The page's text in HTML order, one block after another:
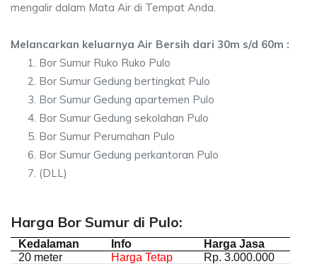
mengalir dalam Mata Air di Tempat Anda.
Melancarkan keluarnya Air Bersih dari 30m s/d 60m :
Bor Sumur Ruko Ruko Pulo
Bor Sumur Gedung bertingkat Pulo
Bor Sumur Gedung apartemen Pulo
Bor Sumur Gedung sekolahan Pulo
Bor Sumur Perumahan Pulo
Bor Sumur Gedung perkantoran Pulo
(DLL)
Harga Bor Sumur di Pulo:
Kedalaman Info
Harga Jasa
20 meter
Harga Tetap
Rp. 3.000.000